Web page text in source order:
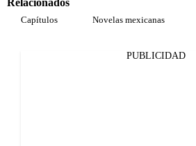
Relacionados
Capítulos Novelas mexicanas
PUBLICIDAD